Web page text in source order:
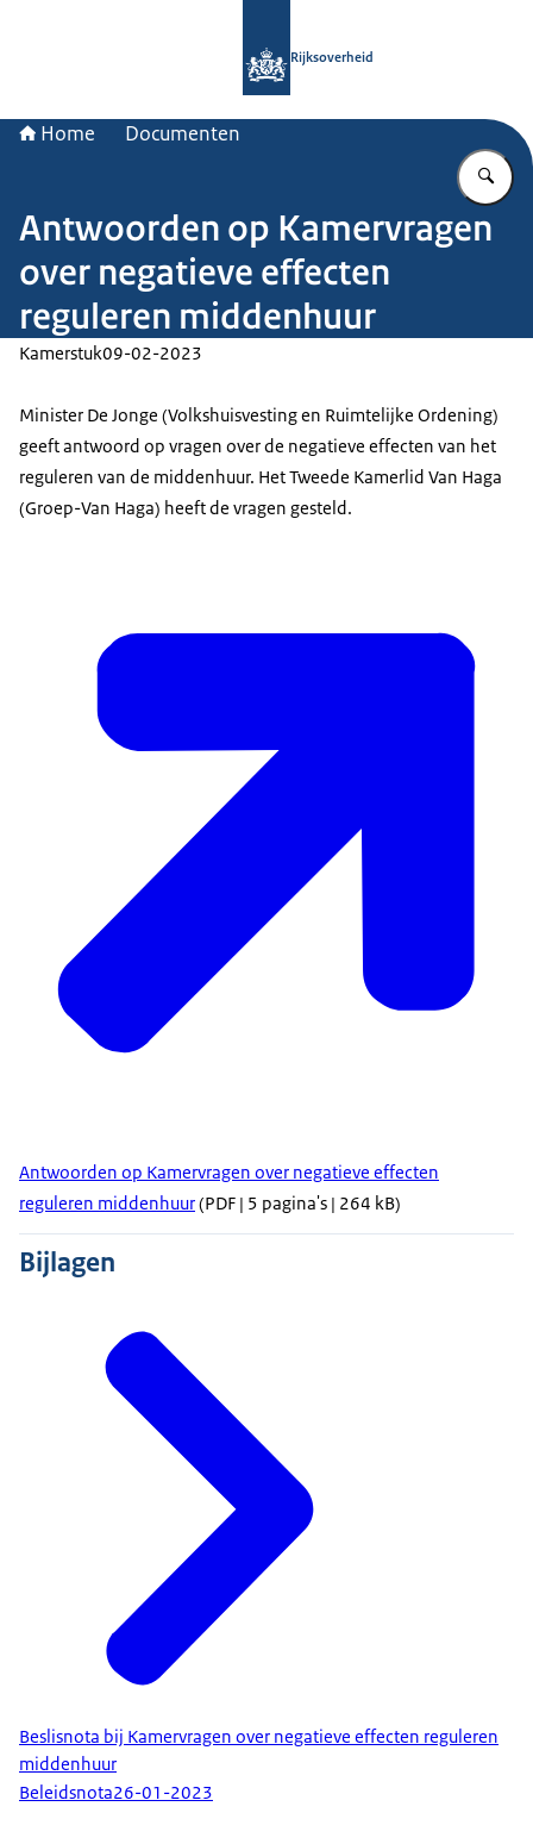
Rijksoverheid
Home Documenten
Antwoorden op Kamervragen
over negatieve effecten
reguleren middenhuur
Kamerstuk09-02-2023
Minister De Jonge (Volkshuisvesting en Ruimtelijke Ordening)
geeft antwoord op vragen over de negatieve effecten van het
reguleren van de middenhuur. Het Tweede Kamerlid Van Haga
(Groep-Van Haga) heeft de vragen gesteld.
Antwoorden op Kamervragen over negatieve effecten
reguleren middenhuur(PDF | 5 pagina's | 264 kB)
Bijlagen
Beslisnota bij Kamervragen over negatieve effecten reguleren
middenhuur
Beleidsnota26-01-2023